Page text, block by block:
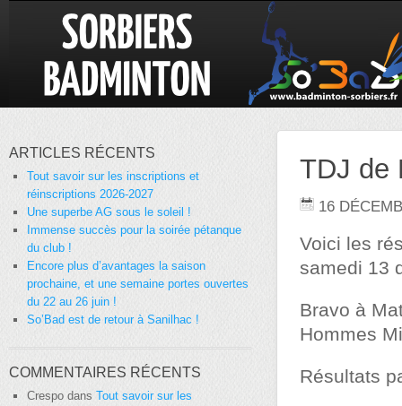
TDJ de
16
Voici les
samedi 13
Bravo à
Hommes
Résultats
ARTICLES RÉCENTS
Tout savoir sur les inscriptions et
réinscriptions 2026-2027
Une superbe AG sous le soleil !
Immense succès pour la soirée pétanque
du club !
Encore plus d’avantages la saison
prochaine, et une semaine portes ouvertes
du 22 au 26 juin !
So’Bad est de retour à Sanilhac !
COMMENTAIRES RÉCENTS
Crespo dans Tout savoir sur les